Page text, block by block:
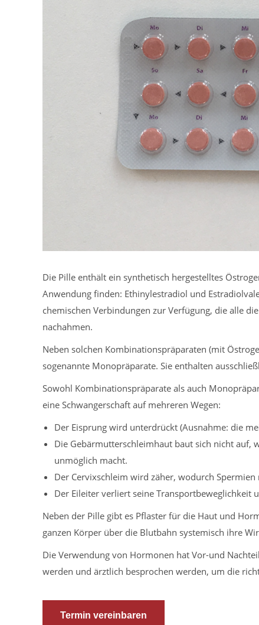
Die Pille enthält ein synthetisch hergestelltes
Anwendung finden: Ethinylestradiol und
chemischen Verbindungen zur Verfügung, die alle
nachahmen.
Neben solchen Kombinationspräparaten (mit
sogenannte Monopräparate. Sie enthalten
Sowohl Kombinationspräparate als auch
eine Schwangerschaft auf mehreren Wegen:
Der Eisprung wird unterdrückt (Ausnahme: die
Die Gebärmutterschleimhaut baut sich nicht auf,
unmöglich macht.
Der Cervixschleim wird zäher, wodurch
Der Eileiter verliert seine Transportbeweglichkeit
Neben der Pille gibt es Pflaster für die Haut und
ganzen Körper über die Blutbahn systemisch ihre
Die Verwendung von Hormonen hat Vor-und
werden und ärztlich besprochen werden, um die
Termin vereinbaren